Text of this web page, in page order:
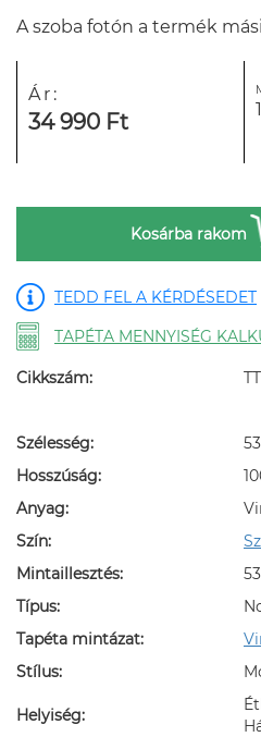
A szoba fotón a termék
Ár:
34 990 Ft
Kosárba rakom
TEDD FEL A KÉRDÉSEDET
TAPÉTA MENNYISÉG
Cikkszám:
Szélesség:
Hosszúság:
Anyag:
Szín:
Mintaillesztés:
Típus:
Tapéta mintázat:
Stílus:
Helyiség: